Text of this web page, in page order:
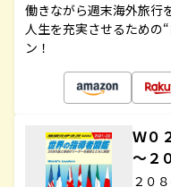
働きながら週末海外旅行
人生を充実させるための
ン！
Ｗ０
～２
２０